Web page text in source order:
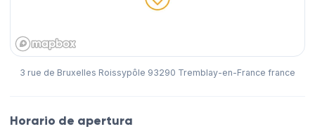
3 rue de Bruxelles Roissypôle 93290 Tremblay-en-France france
Horario de apertura